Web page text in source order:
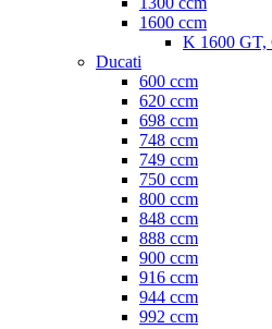
1600 ccm
K 1600 GT,
Ducati
600 ccm
620 ccm
698 ccm
748 ccm
749 ccm
750 ccm
800 ccm
848 ccm
888 ccm
900 ccm
916 ccm
944 ccm
992 ccm